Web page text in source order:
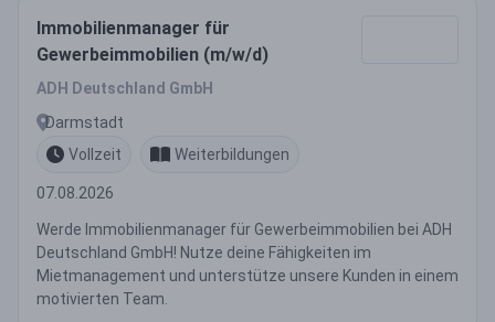
Immobilienmanager für
Gewerbeimmobilien (m/w/d)
ADH Deutschland GmbH
Darmstadt
Vollzeit
Weiterbildungen
07.08.2026
Werde Immobilienmanager für Gewerbeimmobilien bei ADH
Deutschland GmbH! Nutze deine Fähigkeiten im
Mietmanagement und unterstütze unsere Kunden in einem
motivierten Team.